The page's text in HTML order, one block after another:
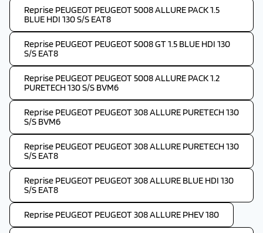
Reprise PEUGEOT PEUGEOT 5008 ALLURE PACK 1.5
BLUE HDI 130 S/S EAT8
Reprise PEUGEOT PEUGEOT 5008 GT 1.5 BLUE HDI 130
S/S EAT8
Reprise PEUGEOT PEUGEOT 5008 ALLURE PACK 1.2
PURETECH 130 S/S BVM6
Reprise PEUGEOT PEUGEOT 308 ALLURE PURETECH 130
S/S BVM6
Reprise PEUGEOT PEUGEOT 308 ALLURE PURETECH 130
S/S EAT8
Reprise PEUGEOT PEUGEOT 308 ALLURE BLUE HDI 130
S/S EAT8
Reprise PEUGEOT PEUGEOT 308 ALLURE PHEV 180